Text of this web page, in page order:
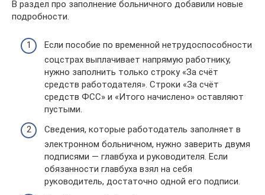
В раздел про заполнение больничного добавили новые
подробности.
Если пособие по временной нетрудоспособности
соцстрах выплачивает напрямую работнику,
нужно заполнить только строку «За счёт
средств работодателя». Строки «За счёт
средств ФСС» и «Итого начислено» оставляют
пустыми.
Сведения, которые работодатель заполняет в
электронном больничном, нужно заверить двумя
подписями — главбуха и руководителя. Если
обязанности главбуха взял на себя
руководитель, достаточно одной его подписи.